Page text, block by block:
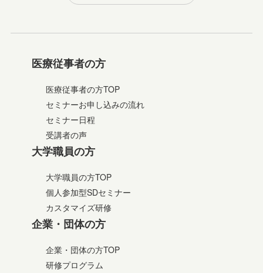
医療従事者の方
医療従事者の方TOP
セミナーお申し込みの流れ
セミナー日程
受講者の声
大学職員の方
大学職員の方TOP
個人参加型SDセミナー
カスタマイズ研修
企業・団体の方
企業・団体の方TOP
研修プログラム